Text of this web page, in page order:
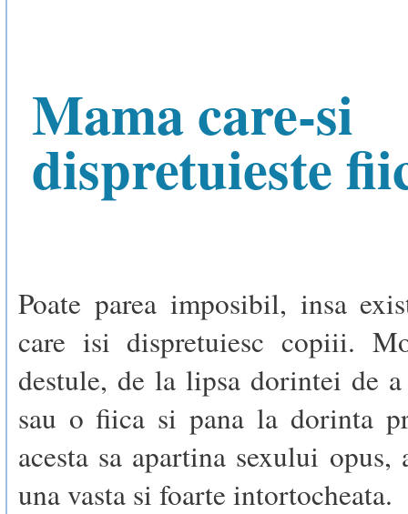
Mama care-si
dispretuieste
Poate parea imposibil, insa
care isi dispretuiesc copiii.
destule, de la lipsa dorintei de
sau o fiica si pana la dorinta
acesta sa apartina sexului opus,
una vasta si foarte intortocheata.